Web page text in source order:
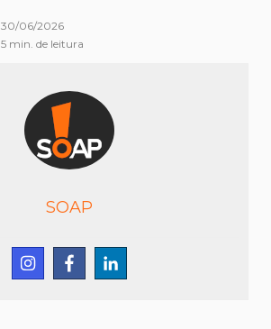
30/06/2026
5 min. de leitura
SOAP